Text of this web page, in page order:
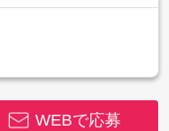
WEBで応募